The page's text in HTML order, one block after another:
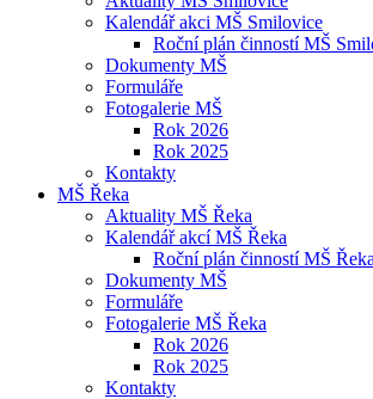
Kalendář akci MŠ Smilovice
Roční plán činností MŠ
Dokumenty MŠ
Formuláře
Fotogalerie MŠ
Rok 2026
Rok 2025
Kontakty
MŠ Řeka
Aktuality MŠ Řeka
Kalendář akcí MŠ Řeka
Roční plán činností MŠ Řeka
Dokumenty MŠ
Formuláře
Fotogalerie MŠ Řeka
Rok 2026
Rok 2025
Kontakty